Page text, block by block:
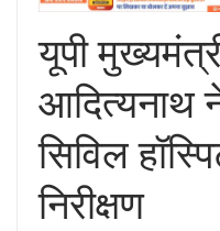
यूपी
सिविल
निरीक्षण